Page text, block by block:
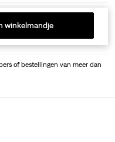
winkelmandje
of bestellingen van meer dan